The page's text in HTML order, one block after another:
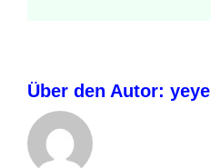
Über den Autor: yeye